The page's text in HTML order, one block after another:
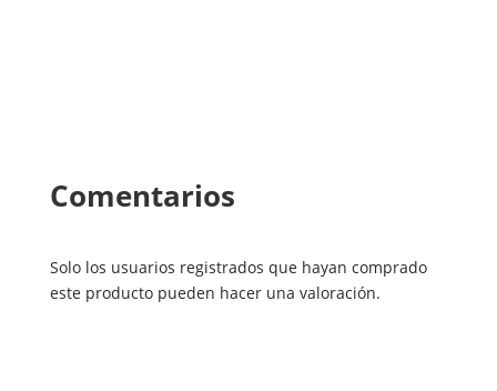
Comentarios
Solo los usuarios registrados que hayan comprado
este producto pueden hacer una valoración.